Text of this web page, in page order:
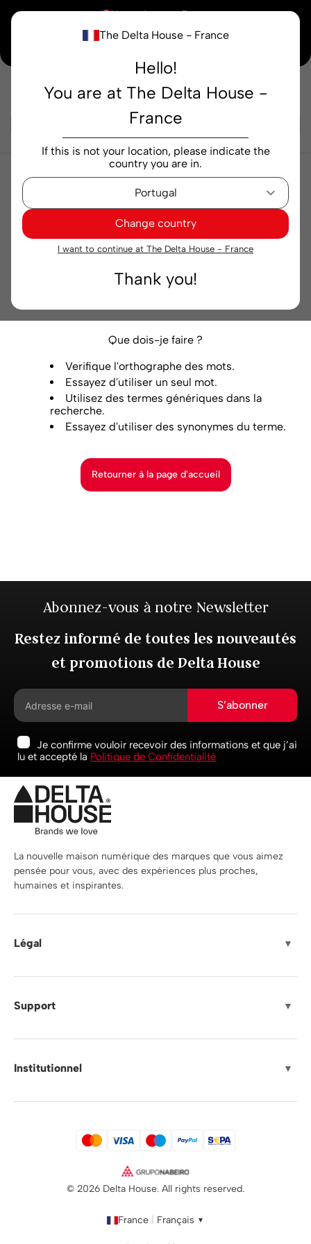
The Delta House - France
Hello!
You are at The Delta House -
France
If this is not your location, please indicate the
country you are in.
Change country
I want to continue at The Delta House - France
Thank you!
× Vous achetez en France
Notre nouvelle maison peaufine encore ses derniers détails. Merci de votre
Ooops...
Aucun résultat trouvé pour
Que dois-je faire ?
Verifique l'orthographe des mots.
Essayez d'utiliser un seul mot.
Utilisez des termes génériques dans la
recherche.
Essayez d'utiliser des synonymes du terme.
Retourner à la page d'accueil
Abonnez-vous à notre Newsletter
Restez informé de toutes les nouveautés
et promotions de Delta House
S’abonner
Je confirme vouloir recevoir des informations et que j’ai
lu et accepté la Politique de Confidentialité
La nouvelle maison numérique des marques que vous aimez
pensée pour vous, avec des expériences plus proches,
humaines et inspirantes.
Légal ▼
Support ▼
Institutionnel ▼
© 2026 Delta House. All rights reserved.
France Français ▼